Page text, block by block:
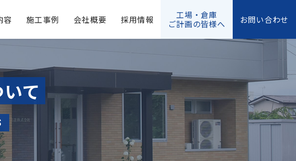
容 施工事例 会社概要 採用情報 工場・倉庫
ご計画の皆様へ お問い合わせ
て